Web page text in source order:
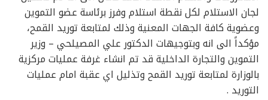
لجان الاستلام لكل نقطة استلام وفرز برئاسة عضو التموين
وعضوية كافة الجهات المعنية وذلك لمتابعة توريد القمح،
مؤكداً الى انه وبتوجيهات الدكتور علي المصيلحي – وزير
التموين والتجارة الداخلية قد تم انشاء غرفة عمليات مركزية
بالوزارة لمتابعة توريد القمح وتذليل اي عقبة امام عمليات
التوريد .